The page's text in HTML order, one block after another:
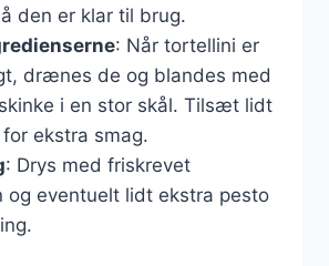
den er klar til brug.
: Når tortellini er
drænes de og blandes med
i en stor skål. Tilsæt lidt
ekstra smag.
: Drys med friskrevet
og eventuelt lidt ekstra pesto